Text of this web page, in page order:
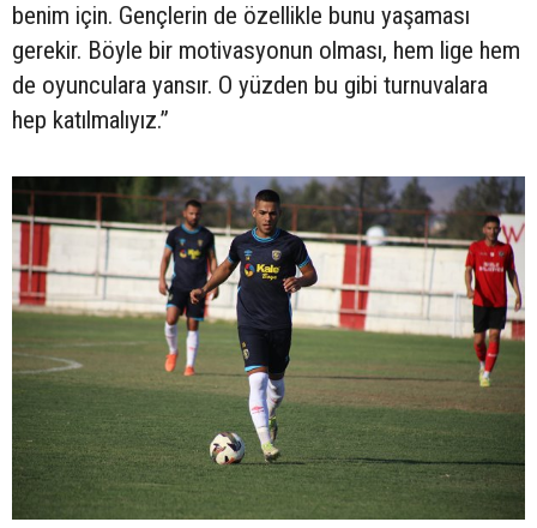
benim için. Gençlerin de özellikle bunu yaşaması
gerekir. Böyle bir motivasyonun olması, hem lige hem
de oyunculara yansır. O yüzden bu gibi turnuvalara
hep katılmalıyız.”